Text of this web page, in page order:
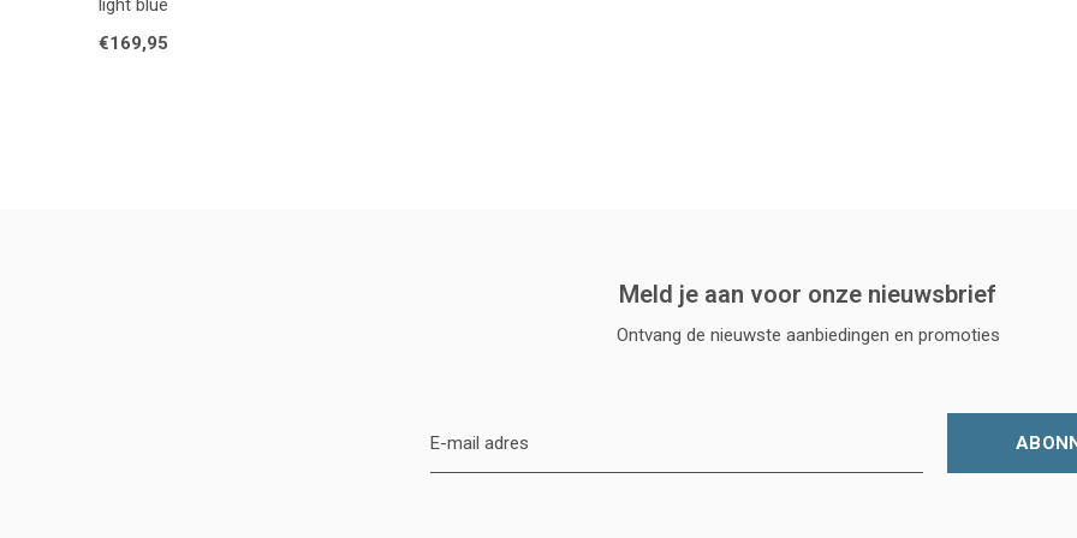
light blue
€169,95
Meld je aan voor onze nieuwsbrief
Ontvang de nieuwste aanbiedingen en promoties